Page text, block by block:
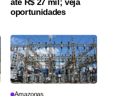
até R$ 27 mil; veja
oportunidades
Amazonas